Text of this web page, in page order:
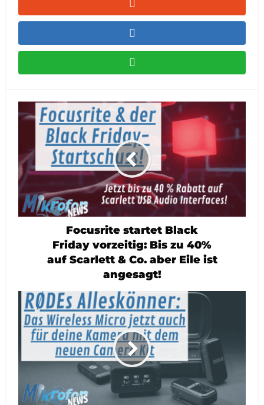
Focusrite startet Black
Friday vorzeitig: Bis zu 40%
auf Scarlett & Co. aber Eile ist
angesagt!